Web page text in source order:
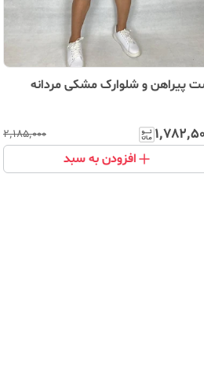
پیراهن و شلوارک مشکی مردانه
۲٬۱۸۵٬۰۰۰
افزودن به سبد